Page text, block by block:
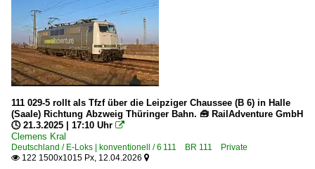
111 029-5 rollt als Tfzf über die Leipziger Chaussee (B 6) in Halle
(Saale) Richtung Abzweig Thüringer Bahn. 🧰 RailAdventure GmbH
🕓 21.3.2025 | 17:10 Uhr 
Clemens Kral
Deutschland / E-Loks | konventionell / 6 111 BR 111 Private
 122 1500x1015 Px, 12.04.2026 